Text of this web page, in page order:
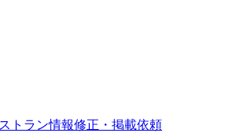
トラン情報修正・掲載依頼